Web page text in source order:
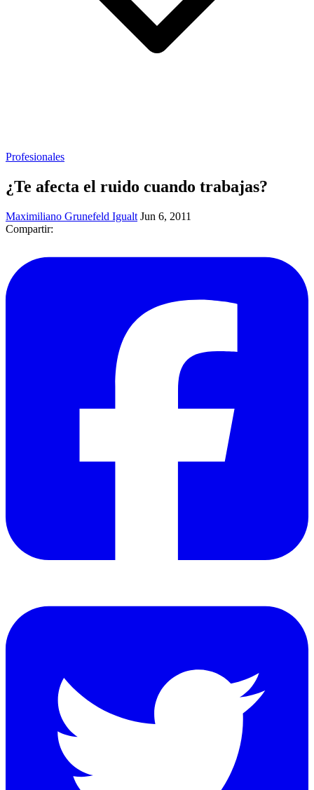
Profesionales
¿Te afecta el ruido cuando trabajas?
Maximiliano Grunefeld Igualt Jun 6, 2011
Compartir: